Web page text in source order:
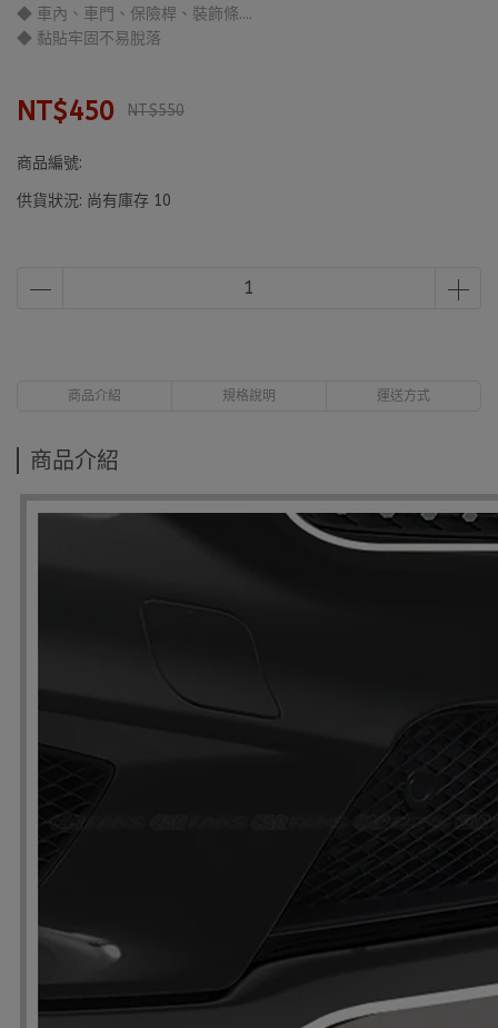
◆ 車內、車門、保險桿、裝飾條....
◆ 黏貼牢固不易脫落
NT$450 NT$550
商品編號:
供貨狀況: 尚有庫存 10
商品介紹 規格說明 運送方式
商品介紹